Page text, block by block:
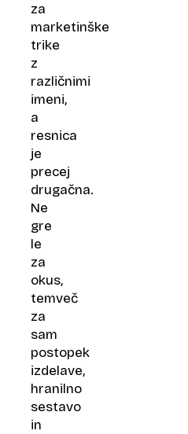
za
marketinške
trike
z
različnimi
imeni,
a
resnica
je
precej
drugačna.
Ne
gre
le
za
okus,
temveč
za
sam
postopek
izdelave,
hranilno
sestavo
in